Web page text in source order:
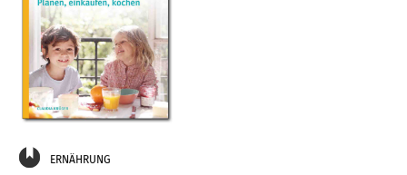
ERNÄHRUNG